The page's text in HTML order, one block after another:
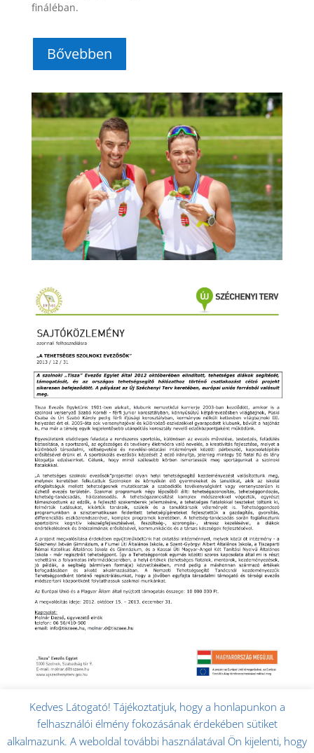
fináléban.
Bővebben
Kedves Látogató! Tájékoztatjuk, hogy a honlapunkon a
felhasználói élmény fokozásának érdekében sütiket
alkalmazunk. A weboldal további használatával Ön kijelenti, hogy